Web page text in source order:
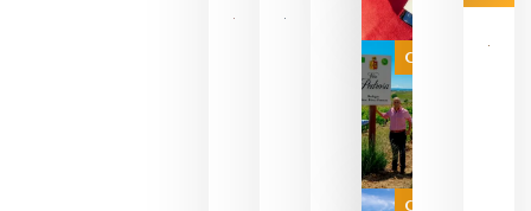
Categoría
Categoría
que ya